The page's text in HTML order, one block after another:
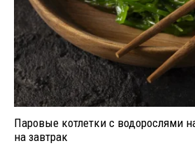
Паровые котлетки с водорослями
на завтрак